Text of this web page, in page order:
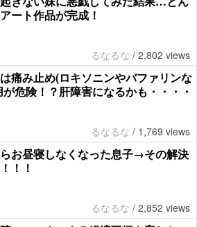
ート作品が完成！
るなるな / 2,802 views
痛み止め(ロキソニンやバファリンな
が危険！？肝障害になるかも・・・・
るなるな / 1,769 views
お昼寝しなくなった息子→その解決
！！
るなるな / 2,852 views